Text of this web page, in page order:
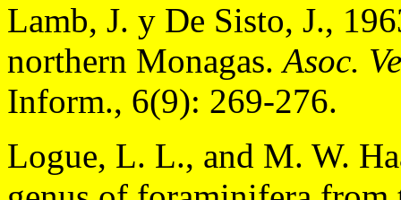
Lamb, J. y De Sisto, J.,
northern Monagas.Asoc.
Inform., 6(9): 269-276.
Logue, L. L., and M. W.